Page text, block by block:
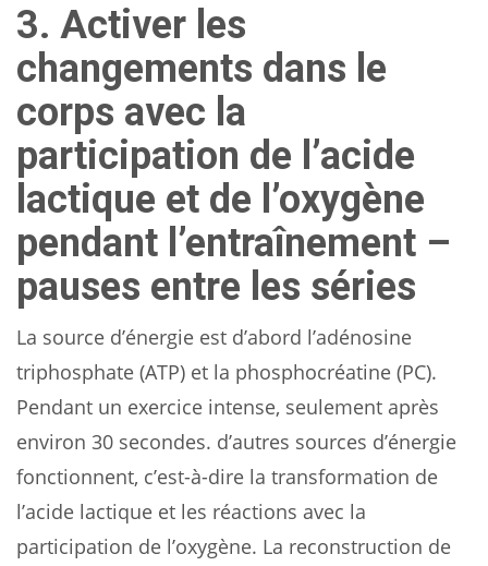
3. Activer les
changements dans le
corps avec la
participation de l’acide
lactique et de l’oxygène
pendant l’entraînement –
pauses entre les séries
La source d’énergie est d’abord l’adénosine
triphosphate (ATP) et la phosphocréatine (PC).
Pendant un exercice intense, seulement après
environ 30 secondes. d’autres sources d’énergie
fonctionnent, c’est-à-dire la transformation de
l’acide lactique et les réactions avec la
participation de l’oxygène. La reconstruction de